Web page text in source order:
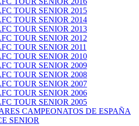
TOUR SENIOR 2015
TOUR SENIOR 2014
TOUR SENIOR 2013
TOUR SENIOR 2012
TOUR SENIOR 2011
TOUR SENIOR 2010
TOUR SENIOR 2009
TOUR SENIOR 2008
TOUR SENIOR 2007
TOUR SENIOR 2006
TOUR SENIOR 2005
CAMPEONATOS DE ESPAÑA
SENIOR